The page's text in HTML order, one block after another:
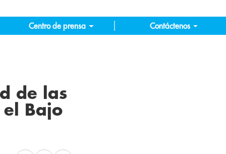
Centro de prensa Contáctenos
de las
el Bajo